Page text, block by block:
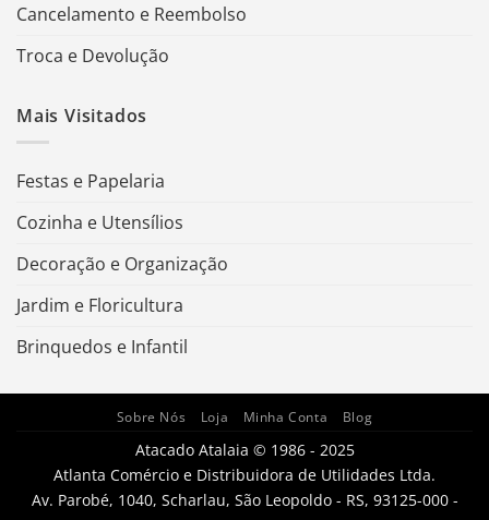
Cancelamento e Reembolso
Troca e Devolução
Mais Visitados
Festas e Papelaria
Cozinha e Utensílios
Decoração e Organização
Jardim e Floricultura
Brinquedos e Infantil
Sobre Nós Loja Minha Conta Blog
Atacado Atalaia © 1986 - 2025
Atlanta Comércio e Distribuidora de Utilidades Ltda.
Av. Parobé, 1040, Scharlau, São Leopoldo - RS, 93125-000 -